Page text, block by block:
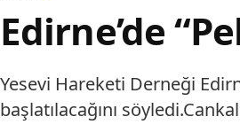
Edirne’de
Yesevi Hareketi Derneği
başlatılacağını